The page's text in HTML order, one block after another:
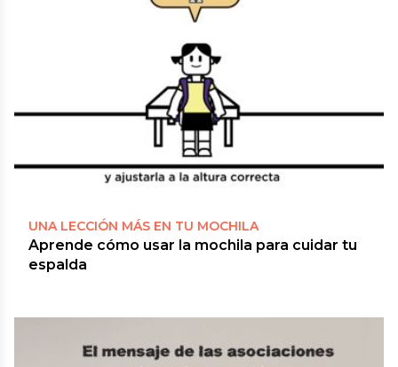
UNA LECCIÓN MÁS EN TU MOCHILA
Aprende cómo usar la mochila para cuidar tu
espalda